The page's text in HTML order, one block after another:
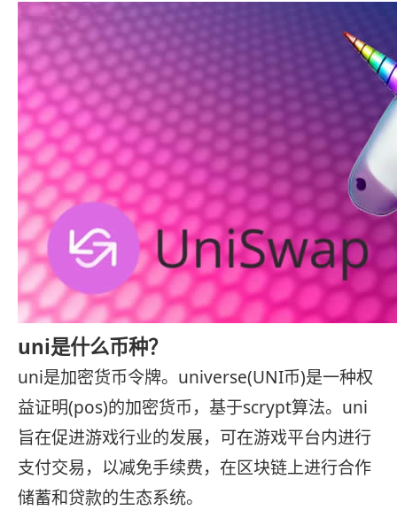
uni是什么币种？
uni是加密货币令牌。universe(UNI币)是一种权
益证明(pos)的加密货币，基于scrypt算法。uni
旨在促进游戏行业的发展，可在游戏平台内进行
支付交易，以减免手续费，在区块链上进行合作
储蓄和贷款的生态系统。